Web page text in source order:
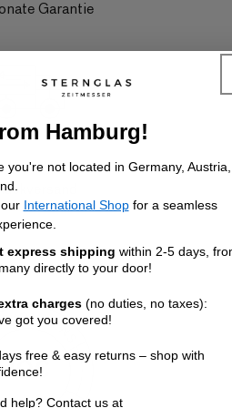
Garantie
Versand
Hamburg!
you're not located in Germany, Austria,
International Shop for a seamless
express shipping within 2-5 days,
directly to your door!
charges(no duties, no taxes):
got you covered!
free & easy returns – shop with
help? Contact us at